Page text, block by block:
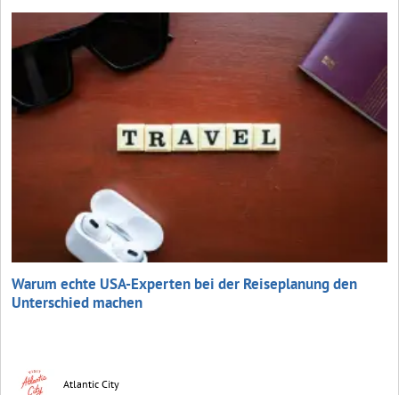
Warum echte USA-Experten bei der Reiseplanung den
Unterschied machen
Atlantic City